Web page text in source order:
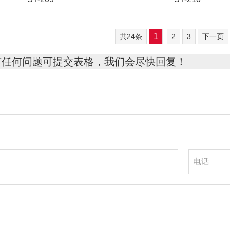
共24条 1 2 3 下一页
何问题可提交表格，我们会尽快回复！